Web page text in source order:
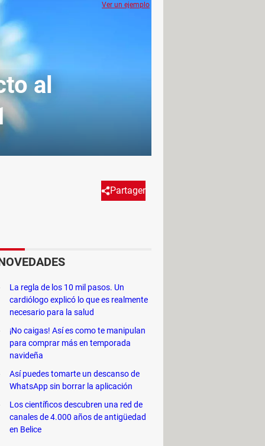
al
Partager
aparecer tu Escritorio
visualizar en primer lugar
Ver un ejemplo
La regla de los 10 mil pasos. Un
cardiólogo explicó lo que es realmente
necesario para la salud
¡No caigas! Así es como te manipulan
para comprar más en temporada
navideña
Así puedes tomarte un descanso de
WhatsApp sin borrar la aplicación
Los científicos descubren una red de
canales de 4.000 años de antigüedad
en Belice